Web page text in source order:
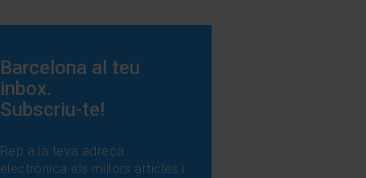
Barcelona al teu
inbox.
Subscriu-te!
Rep a la teva adreça
electrònica els millors articles i